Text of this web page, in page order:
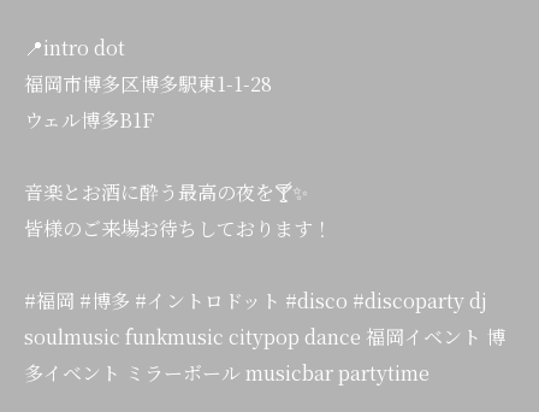
📍intro dot
福岡市博多区博多駅東1-1-28
ウェル博多B1F
音楽とお酒に酔う最高の夜を🍸✨
皆様のご来場お待ちしております！
#福岡 #博多 #イントロドット #disco #discoparty dj
soulmusic funkmusic citypop dance 福岡イベント 博
多イベント ミラーボール musicbar partytime